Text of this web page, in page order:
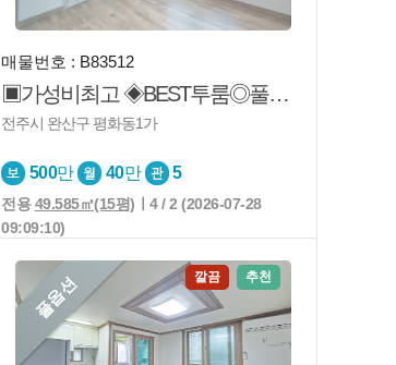
매물번호 : B83512
▣가성비최고 ◈BEST투룸◎풀옵션 ◐평화동 투룸◐귀한매물
전주시 완산구 평화동1가
500만 40만 5
전용49.585㎡(15평) ㅣ4 / 2 (2026-07-28
09:09:10)
풀옵션 깔끔 추천